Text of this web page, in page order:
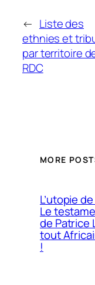
← Liste des
ethnies et
par territoire
RDC
MORE
L’utopie
Le
de Patrice
tout
!